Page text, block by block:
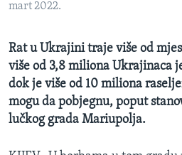
Jezici
mart 2022.
Rat u Ukrajini traje više od
više od 3,8 miliona Ukrajinaca
dok je više od 10 miliona
mogu da pobjegnu, poput
lučkog grada Mariupolja.